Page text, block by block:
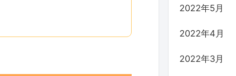
2022年5月
2022年4月
2022年3月